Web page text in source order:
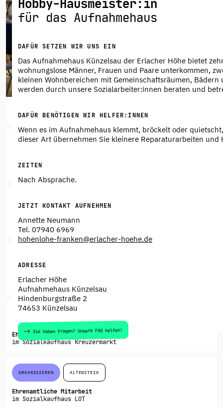
Hobby-Hausmeister:in
für das Aufnahmehaus
DAFÜR SETZEN WIR UNS EIN
Das Aufnahmehaus Künzelsau der Erlacher Höhe bietet
wohnungslose Männer, Frauen und Paare unterkommen,
kleinen Wohnbereichen mit Gemeinschaftsräumen,
werden durch unsere Sozialarbeiter:innen beraten und
DAFÜR BENÖTIGEN WIR HELFER:INNEN
Wenn es im Aufnahmehaus klemmt, bröckelt oder
dieser Art übernehmen Sie kleinere Reparaturarbeiten und
ZEITEN
Nach Absprache.
JETZT KONTAKT AUFNEHMEN
Annette Neumann
Tel. 07940 6969
hohenlohe-franken@erlacher-hoehe.de
ADRESSE
Erlacher Höhe
Aufnahmehaus Künzelsau
Hindenburgstraße 2
74653 Künzelsau
Sie haben Fragen? Unsere FAQ helfen!
BETREUEN KÜNZELSAU
im Aufnahmehaus
Ehrenamtliche Mitarbeit
Ehrenamtliche Mitarbeit
in der Wohnungsnotfallhilfe
Ehrenamtliche Mitarbeit
in der Jugendhilfe
Ehrenamtliche Mitarbeit
im Sozialkaufhaus Kreuzermarkt
ORGANISIEREN ALTENSTEIG
Ehrenamtliche Mitarbeit
im Sozialkaufhaus LOT